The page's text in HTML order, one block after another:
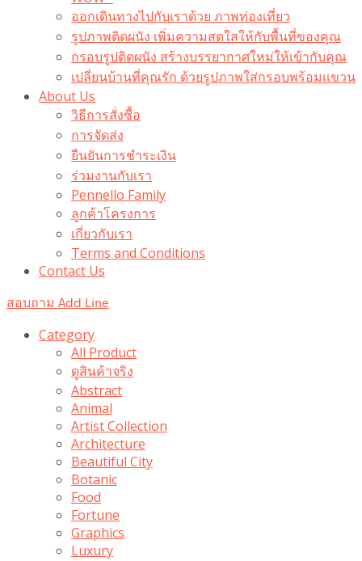
ออกเดินทางไปกับเราด้วย ภาพท่องเที่ยว
รูปภาพติดผนัง เพิ่มความสดใสให้กับพื้นที่ของคุณ
กรอบรูปติดผนัง สร้างบรรยากาศใหม่ให้เข้ากับคุณ
เปลี่ยนบ้านที่คุณรัก ด้วยรูปภาพใส่กรอบพร้อมแขวน​
About Us
วิธีการสั่งซื้อ
การจัดส่ง
ยืนยันการชำระเงิน
ร่วมงานกับเรา
Pennello Family
ลูกค้าโครงการ
เกี่ยวกับเรา
Terms and Conditions
Contact Us
สอบถาม Add Line
Category
All Product
ดูสินค้าจริง
Abstract
Animal
Artist Collection
Architecture
Beautiful City
Botanic
Food
Fortune
Graphics
Luxury